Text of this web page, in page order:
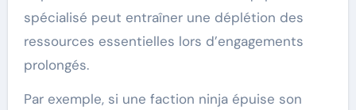
spécialisé peut entraîner une déplétion des
ressources essentielles lors d’engagements
prolongés.
Par exemple, si une faction ninja épuise son